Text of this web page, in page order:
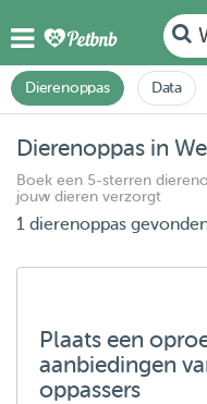
Dierenoppas Data
Dierenoppas in
Boek een 5-sterren
jouw dieren verzorgt
1 dierenoppas
Plaats een
aanbiedingen
oppassers